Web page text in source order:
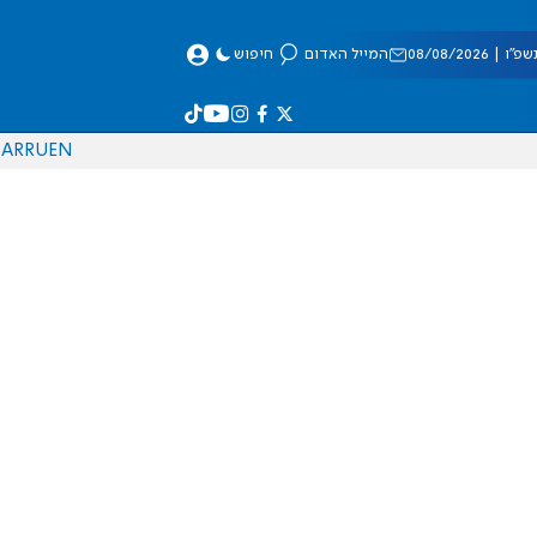
08/2026 המייל האדום חיפוש
EN
RU
AR